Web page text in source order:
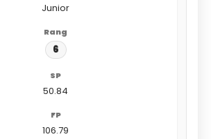
Junior
6
50.84
106.79